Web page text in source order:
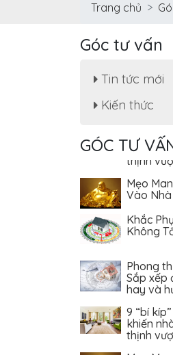
Trang chủ
Góc tư vấn
Tin tức mới
Kiến thức
GÓC TƯ
Phong
hay và
khiến
thịnh
Mẹo
Vào Nhà
Không
Sắp xếp
hay và
9 “bí
khiến
thịnh
Mẹo